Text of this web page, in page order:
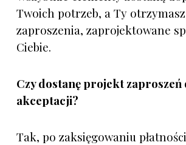
Twoich potrzeb, a Ty
zaproszenia, zaprojektowane
Ciebie.
Czy dostanę projekt zaproszeń
akceptacji?
Tak, po zaksięgowaniu